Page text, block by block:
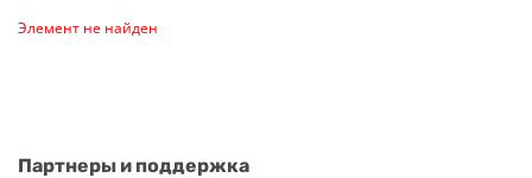
Элемент не найден
Партнеры и поддержка